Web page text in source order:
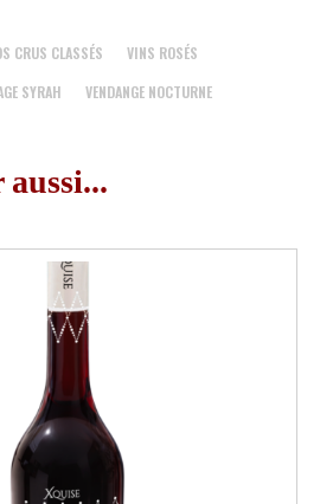
CRUS CLASSÉS
VINS ROSÉS
SYRAH VENDANGE NOCTURNE